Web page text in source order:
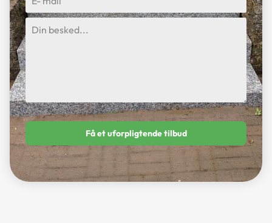
0 / 180
Få et uforpligtende tilbud